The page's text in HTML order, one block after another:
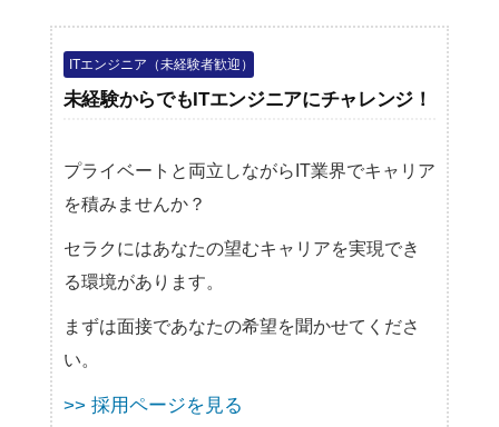
ITエンジニア（未経験者歓迎）
未経験からでもITエンジニアにチャレンジ！
プライベートと両立しながらIT業界でキャリア
を積みませんか？
セラクにはあなたの望むキャリアを実現でき
る環境があります。
まずは面接であなたの希望を聞かせてくださ
い。
>> 採用ページを見る